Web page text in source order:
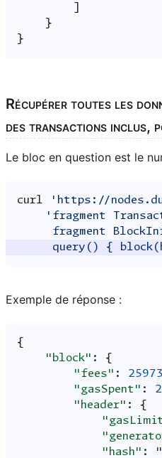
]
}
}
Récupérer toutes les
des transactions inclus,
Le bloc en question est le
curl
'https://
'fragment
fragment
query() {
Exemple de réponse :
{
"block" :
{
"fees" :
"gasSpent" :
"header" :
{
"hash" :